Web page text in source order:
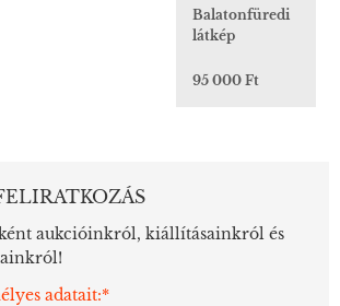
Balatonfüredi
látkép
95 000 Ft
aukcióinkról, kiállításainkról és
adatait:*